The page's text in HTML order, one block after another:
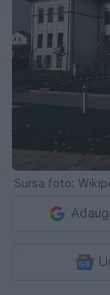
Sursa foto: